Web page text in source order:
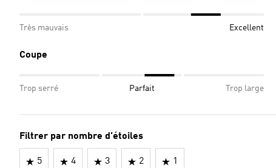
Très mauvais Excellent
Coupe
Trop serré Parfait Trop large
Filtrer par nombre d'étoiles
5 4 3 2 1